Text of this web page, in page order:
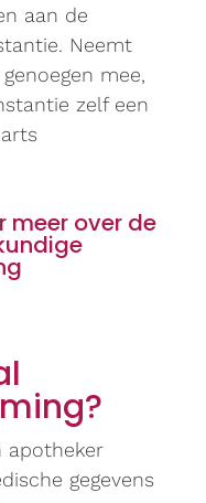
aan de
Neemt
mee,
zelf een
meer over de
apotheker
gegevens